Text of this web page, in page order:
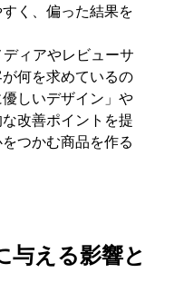
く、偏った結果を
ィアやレビューサ
何を求めているの
しいデザイン」や
改善ポイントを提
つかむ商品を作る
与える影響と